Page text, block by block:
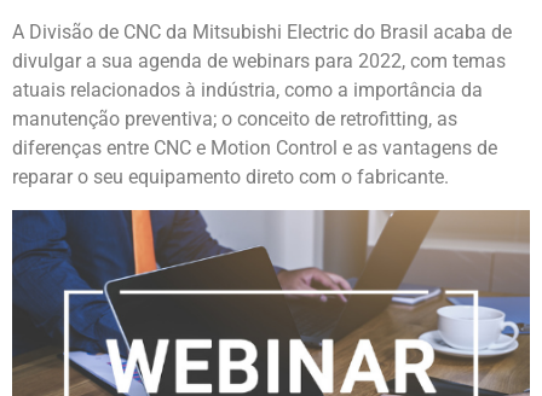
A Divisão de CNC da Mitsubishi Electric do Brasil acaba de
divulgar a sua agenda de webinars para 2022, com temas
atuais relacionados à indústria, como a importância da
manutenção preventiva; o conceito de retrofitting, as
diferenças entre CNC e Motion Control e as vantagens de
reparar o seu equipamento direto com o fabricante.